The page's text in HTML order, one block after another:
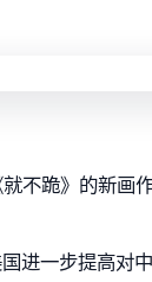
不跪》的新画
进一步提高对